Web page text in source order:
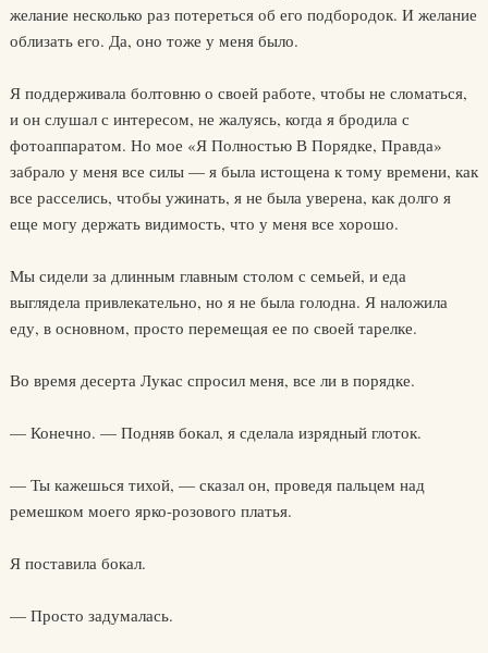
желание несколько раз потереться об его подбородок. И желание
облизать его. Да, оно тоже у меня было.
Я поддерживала болтовню о своей работе, чтобы не сломаться,
и он слушал с интересом, не жалуясь, когда я бродила с
фотоаппаратом. Но мое «Я Полностью В Порядке, Правда»
забрало у меня все силы — я была истощена к тому времени, как
все расселись, чтобы ужинать, я не была уверена, как долго я
еще могу держать видимость, что у меня все хорошо.
Мы сидели за длинным главным столом с семьей, и еда
выглядела привлекательно, но я не была голодна. Я наложила
еду, в основном, просто перемещая ее по своей тарелке.
Во время десерта Лукас спросил меня, все ли в порядке.
— Конечно. — Подняв бокал, я сделала изрядный глоток.
— Ты кажешься тихой, — сказал он, проведя пальцем над
ремешком моего ярко-розового платья.
Я поставила бокал.
— Просто задумалась.